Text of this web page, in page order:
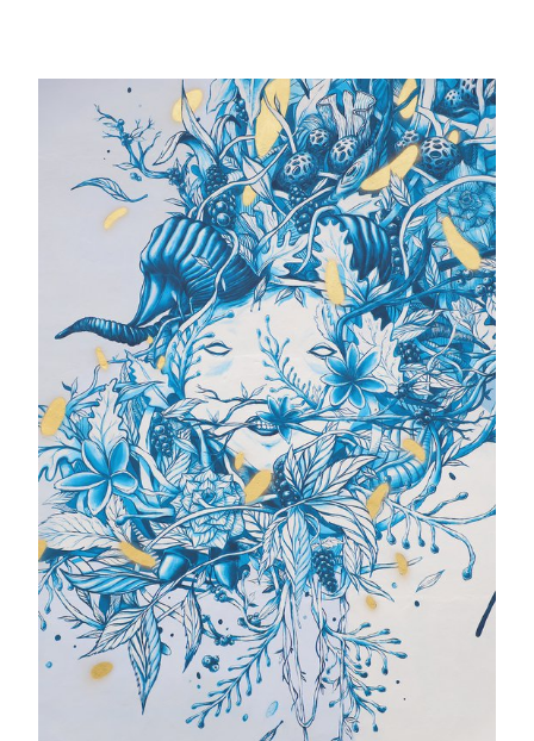
Budget participatif
Archives municipales en
lignes
Demande d'occupation
de l'espace public
ACCEO - Accessibilité
des guichets municipaux
pour sourds et
malentendants
Guichet numérique des
autorisations
d'urbanisme
Portail vie associative
Demande de panneaux
Offres d'emploi